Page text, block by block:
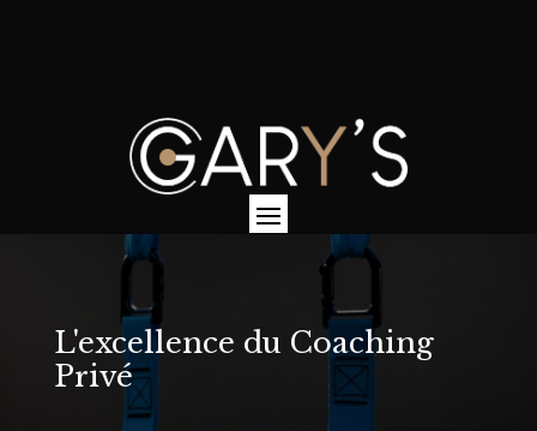
L'excellence du Coaching
Privé